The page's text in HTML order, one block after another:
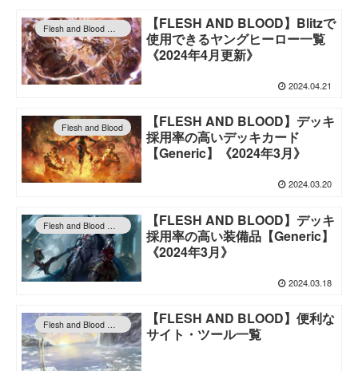
Flesh and Blood 情報
【FLESH AND BLOOD】Blitzで
使用できるヤングヒーロー一覧
《2024年4月更新》
2024.04.21
Flesh and Blood
【FLESH AND BLOOD】デッキ
採用率の高いデッキカード
【Generic】《2024年3月》
2024.03.20
Flesh and Blood 情報
【FLESH AND BLOOD】デッキ
採用率の高い装備品【Generic】
《2024年3月》
2024.03.18
Flesh and Blood 情報
【FLESH AND BLOOD】便利な
サイト・ツール一覧